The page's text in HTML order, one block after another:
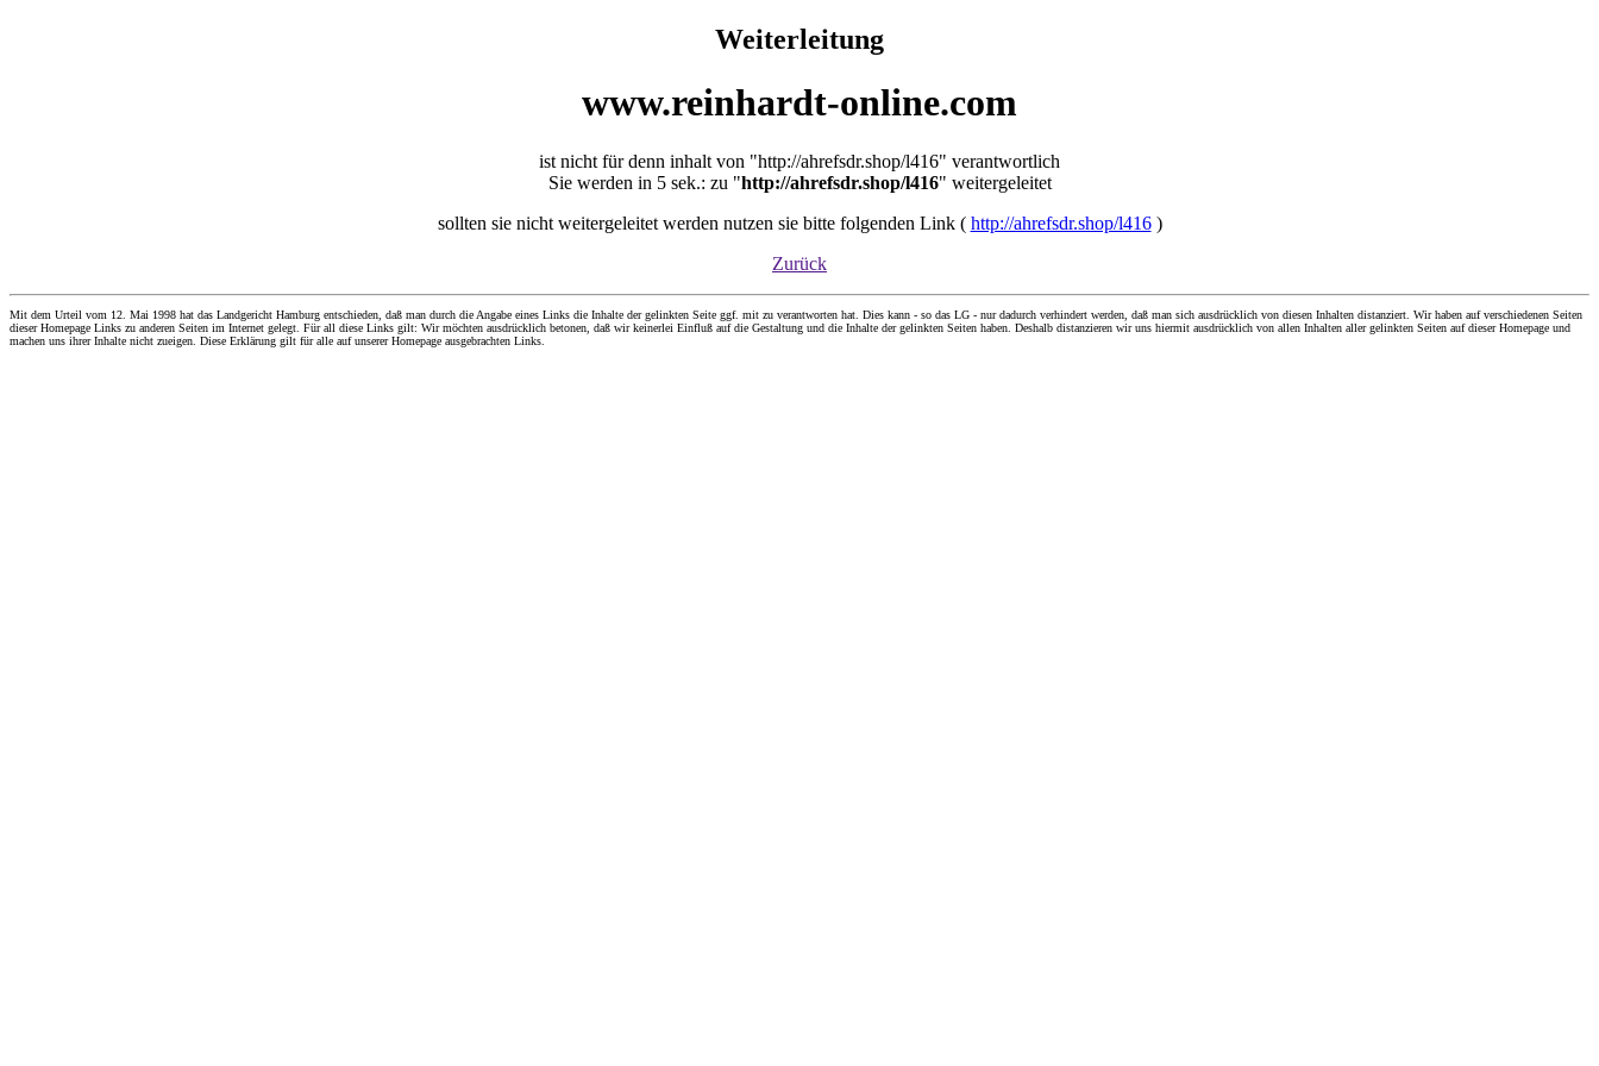
Weiterleitung
www.reinhardt-online.com
ist nicht für denn inhalt von "http://ahrefsdr.shop/l416" verantwortlich
Sie werden in 5 sek.: zu "http://ahrefsdr.shop/l416" weitergeleitet
sollten sie nicht weitergeleitet werden nutzen sie bitte folgenden Link ( http://ahrefsdr.shop/l416)
Zurück
Mit dem Urteil vom 12. Mai 1998 hat das Landgericht Hamburg entschieden, daß man durch die Angabe eines Links die Inhalte der gelinkten Seite ggf. mit zu verantworten hat. Dies kann - so das LG - nur dadurch verhindert werden, daß man sich ausdrücklich von diesen Inhalten distanziert. Wir haben auf verschiedenen Seiten
dieser Homepage Links zu anderen Seiten im Internet gelegt. Für all diese Links gilt: Wir möchten ausdrücklich betonen, daß wir keinerlei Einfluß auf die Gestaltung und die Inhalte der gelinkten Seiten haben. Deshalb distanzieren wir uns hiermit ausdrücklich von allen Inhalten aller gelinkten Seiten auf dieser Homepage und
machen uns ihrer Inhalte nicht zueigen. Diese Erklärung gilt für alle auf unserer Homepage ausgebrachten Links.